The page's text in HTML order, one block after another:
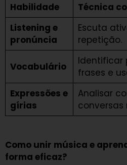
Habilidade
Técnica
Listening e
pronúncia
Escuta
repetição.
Vocabulário
Identificar
frases e
Expressões e
gírias
Analisar
conversas
Como unir música e
forma eficaz?